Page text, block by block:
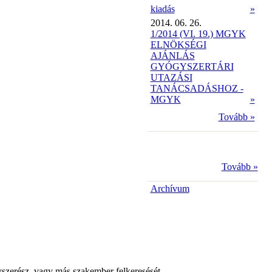
kiadás
»
2014. 06. 26.
1/2014 (VI. 19.) MGYK
ELNÖKSÉGI
AJÁNLÁS
GYÓGYSZERTÁRI
UTAZÁSI
TANÁCSADÁSHOZ -
MGYK
»
Tovább »
Tovább »
Archívum